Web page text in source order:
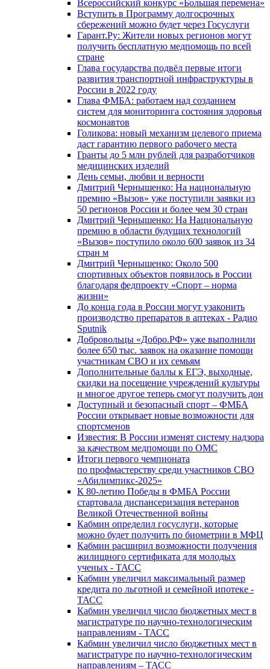
Всероссийский конкурс «Большая перемена»
Вступить в Программу долгосрочных
сбережений можно будет через Госуслуги
Гарант.Ру: Жители новых регионов могут
получить бесплатную медпомощь по всей
стране
Глава государства подвёл первые итоги
развития транспортной инфраструктуры в
России в 2022 году
Глава ФМБА: работаем над созданием
систем для мониторинга состояния здоровья
космонавтов
Голикова: новый механизм целевого приема
даст гарантию первого рабочего места
Гранты до 5 млн рублей для разработчиков
медицинских изделий
День семьи, любви и верности
Дмитрий Чернышенко: На национальную
премию «Вызов» уже поступили заявки из
50 регионов России и более чем 30 стран
Дмитрий Чернышенко: На Национальную
премию в области будущих технологий
«Вызов» поступило около 600 заявок из 34
стран м
Дмитрий Чернышенко: Около 500
спортивных объектов появилось в России
благодаря федпроекту «Спорт – норма
жизни»
До конца года в России могут узаконить
производство препаратов в аптеках - Радио
Sputnik
Добровольцы «Добро.РФ» уже выполнили
более 650 тыс. заявок на оказание помощи
участникам СВО и их семьям
Дополнительные баллы к ЕГЭ, выходные,
скидки на посещение учреждений культуры
и многое другое теперь смогут получить дон
Доступный и безопасный спорт – ФМБА
России открывает новые возможности для
спортсменов
Известия: В России изменят систему надзора
за качеством медпомощи по ОМС
Итоги первого чемпионата
по профмастерству среди участников СВО
«Абилимпикс-2025»
К 80-летию Победы в ФМБА России
стартовала диспансеризация ветеранов
Великой Отечественной войны
Кабмин определил госуслуги, которые
можно будет получить по биометрии в МФЦ
Кабмин расширил возможности получения
жилищного сертификата для молодых
ученых - ТАСС
Кабмин увеличил максимальный размер
кредита по льготной и семейной ипотеке -
ТАСС
Кабмин увеличил число бюджетных мест в
магистратуре по научно-технологическим
направлениям - ТАСС
Кабмин увеличил число бюджетных мест в
магистратуре по научно-технологическим
направлениям – ТАСС